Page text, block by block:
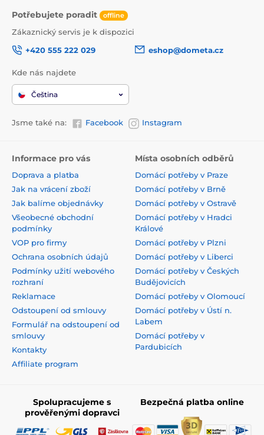
Potřebujete poradit offline
Zákaznický servis je k dispozici
+420 555 222 029
eshop@dometa.cz
Kde nás najdete
Čeština
Jsme také na: Facebook Instagram
Informace pro vás
Doprava a platba
Jak na vrácení zboží
Jak balíme objednávky
Všeobecné obchodní
podmínky
VOP pro firmy
Ochrana osobních údajů
Podmínky užití webového
rozhraní
Reklamace
Odstoupení od smlouvy
Formulář na odstoupení od
smlouvy
Kontakty
Affiliate program
Místa osobních odběrů
Domácí potřeby v Praze
Domácí potřeby v Brně
Domácí potřeby v Ostravě
Domácí potřeby v Hradci
Králové
Domácí potřeby v Plzni
Domácí potřeby v Liberci
Domácí potřeby v Českých
Budějovicích
Domácí potřeby v Olomoucí
Domácí potřeby v Ústí n.
Labem
Domácí potřeby v
Pardubicích
Spolupracujeme s
prověřenými dopravci
Bezpečná platba online